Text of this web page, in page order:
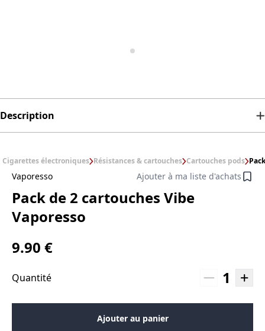
Description
Cigarettes électroniques Résistances & cartouches Cartouches pods
Vaporesso Ajouter à ma liste d'achats
Pack de 2 cartouches Vibe
Vaporesso
9.90 €
Quantité 1
Ajouter au panier